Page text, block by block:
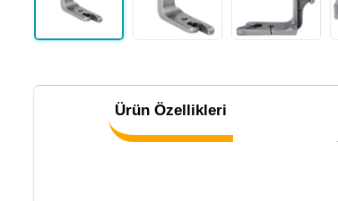
Ürün Özellikleri